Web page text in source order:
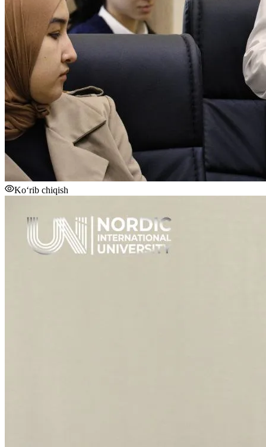
Ko‘rib chiqish